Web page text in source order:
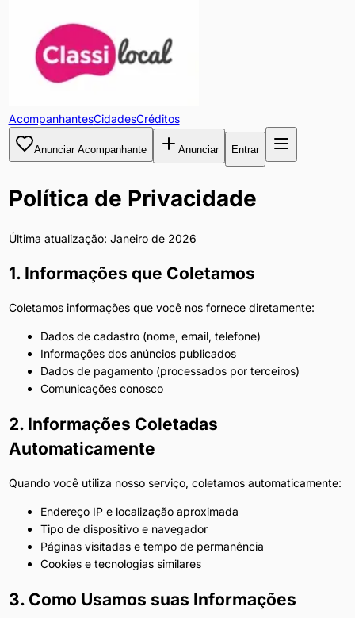
AcompanhantesCidadesCréditos
Anunciar Acompanhante Anunciar Entrar
Política de Privacidade
Última atualização: Janeiro de 2026
1. Informações que Coletamos
Coletamos informações que você nos fornece diretamente:
Dados de cadastro (nome, email, telefone)
Informações dos anúncios publicados
Dados de pagamento (processados por terceiros)
Comunicações conosco
2. Informações Coletadas
Automaticamente
Quando você utiliza nosso serviço, coletamos automaticamente:
Endereço IP e localização aproximada
Tipo de dispositivo e navegador
Páginas visitadas e tempo de permanência
Cookies e tecnologias similares
3. Como Usamos suas Informações